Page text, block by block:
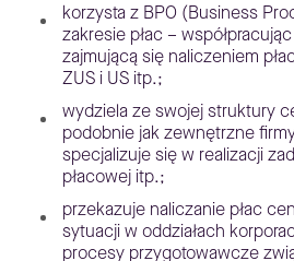
korzysta z BPO (Business
zakresie płac –
zajmującą się naliczeniem
ZUS i US itp.;
wydziela ze swojej struktury
podobnie jak zewnętrzne
specjalizuje się w realizacji
płacowej itp.;
przekazuje naliczanie płac
sytuacji w oddziałach
procesy przygotowawcze